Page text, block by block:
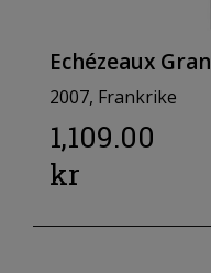
Echézeaux
2007, Frankrike
1,109.00
kr